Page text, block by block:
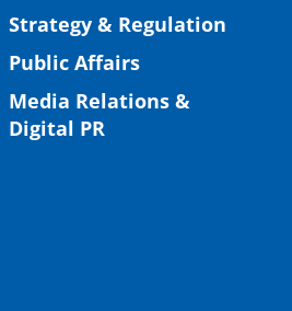
Strategy & Regulation
Public Affairs
Media Relations &
Digital PR